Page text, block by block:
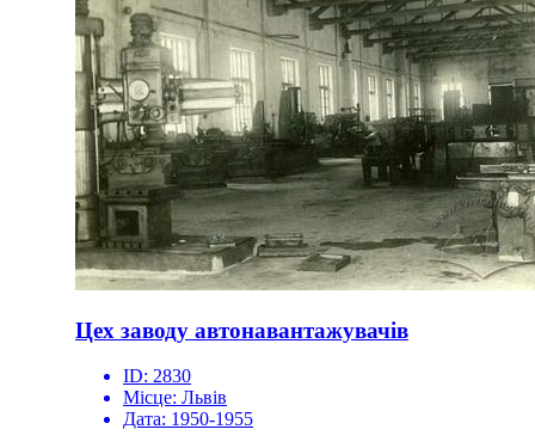
Цех заводу автонавантажувачів
ID: 2830
Місце: Львів
Дата: 1950-1955